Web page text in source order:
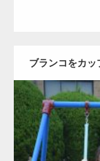
ブランコをカ